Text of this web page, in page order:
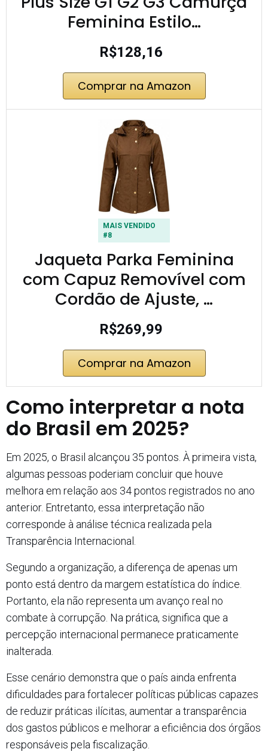
Feminina Estilo…
R$128,16
Comprar na Amazon
MAIS VENDIDO
#8
Jaqueta Parka Feminina
com Capuz Removível com
Cordão de Ajuste, …
R$269,99
Comprar na Amazon
Como interpretar a nota
do Brasil em 2025?
Em 2025, o Brasil alcançou 35 pontos. À primeira vista,
algumas pessoas poderiam concluir que houve
melhora em relação aos 34 pontos registrados no ano
anterior. Entretanto, essa interpretação não
corresponde à análise técnica realizada pela
Transparência Internacional.
Segundo a organização, a diferença de apenas um
ponto está dentro da margem estatística do índice.
Portanto, ela não representa um avanço real no
combate à corrupção. Na prática, significa que a
percepção internacional permanece praticamente
inalterada.
Esse cenário demonstra que o país ainda enfrenta
dificuldades para fortalecer políticas públicas capazes
de reduzir práticas ilícitas, aumentar a transparência
dos gastos públicos e melhorar a eficiência dos órgãos
responsáveis pela fiscalização.